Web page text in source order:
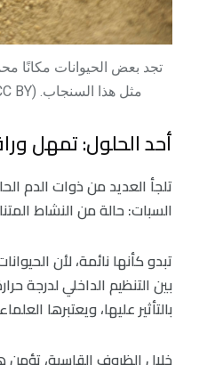
تجد بعض الحيوانات مكانًا
مثل هذا السنجاب. (Michael Himbeault / CC BY).
أحد الحلول: تمهل
تلجأ العديد من ذوات الدم
السبات: حالة من النشاط
تبدو كأنها نائمة، لأن
بين التنظيم الداخلي لدرجة
بالتأثير عليها، ويعتبرها